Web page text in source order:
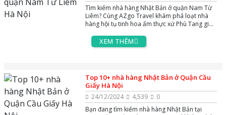
Tìm kiếm nhà hàng Nhật Bản ở quận Nam Từ
Liêm? Cùng AZgo Travel khám phá loạt nhà
hàng hội tụ tinh hoa ẩm thực xứ Phù Tang giữa
XEM THÊM
Top 10+ nhà hàng Nhật Bản ở Quận Cầu
Giấy Hà Nội
24/12/2024 4,539
0
Bạn đang tìm kiếm nhà hàng Nhật Bản tại